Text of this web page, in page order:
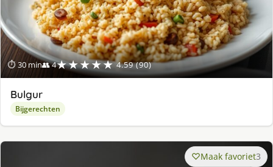
⏱ 30 min👥 4★★★★★ 4.59 (90)
Bulgur
Bijgerechten
Maak favoriet3